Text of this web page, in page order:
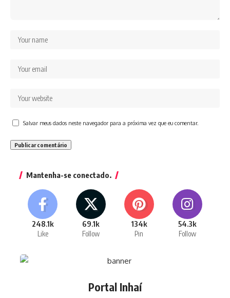
Salvar meus dados neste navegador para a próxima vez que eu comentar.
Mantenha-se conectado.
248.1k
Like
69.1k
Follow
134k
Pin
54.3k
Follow
Portal Inhaí